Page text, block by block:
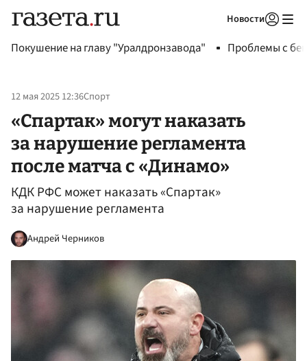
Новости
Покушение на главу "Уралдронзавода" Проблемы с
12 мая 2025 12:36Спорт
«Спартак» могут наказать
за нарушение регламента
после матча с «Динамо»
КДК РФС может наказать «Спартак»
за нарушение регламента
Андрей Черников